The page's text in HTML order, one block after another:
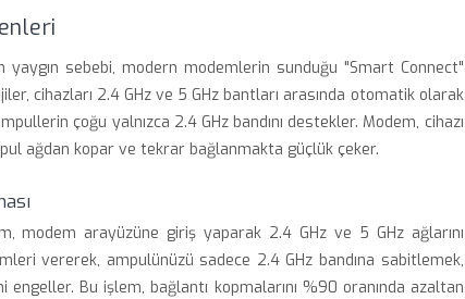
yaygın sebebi, modern modemlerin sunduğu "Smart Connect"
cihazları 2.4 GHz ve 5 GHz bantları arasında otomatik olarak
çoğu yalnızca 2.4 GHz bandını destekler. Modem, cihazı
ağdan kopar ve tekrar bağlanmakta güçlük çeker.
modem arayüzüne giriş yaparak 2.4 GHz ve 5 GHz ağlarını
vererek, ampulünüzü sadece 2.4 GHz bandına sabitlemek,
Bu işlem, bağlantı kopmalarını %90 oranında azaltan